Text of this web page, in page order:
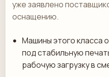
уже заявлено
оснащению.
Машины этого класса
под стабильную
рабочую загрузку в